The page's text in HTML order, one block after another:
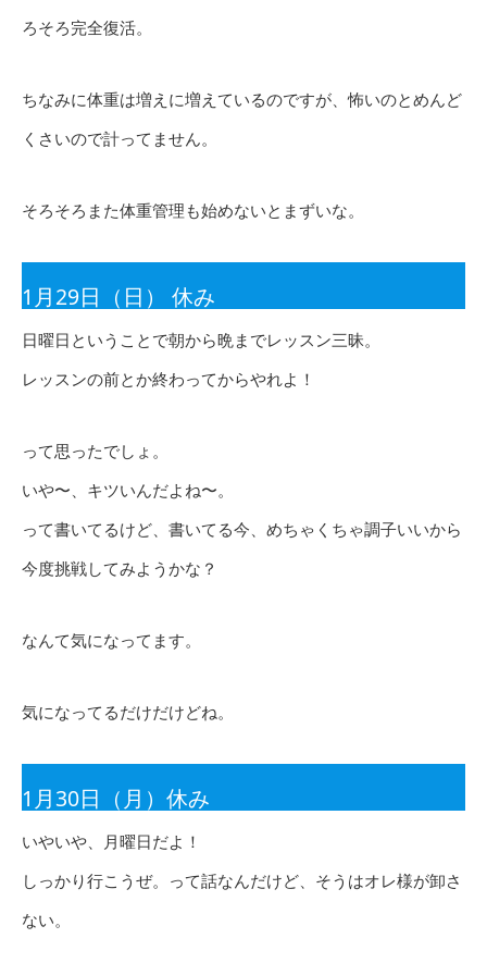
ろそろ完全復活。
ちなみに体重は増えに増えているのですが、怖いのとめんど
くさいので計ってません。
そろそろまた体重管理も始めないとまずいな。
1月29日（日） 休み
日曜日ということで朝から晩までレッスン三昧。
レッスンの前とか終わってからやれよ！
って思ったでしょ。
いや〜、キツいんだよね〜。
って書いてるけど、書いてる今、めちゃくちゃ調子いいから
今度挑戦してみようかな？
なんて気になってます。
気になってるだけだけどね。
1月30日（月）休み
いやいや、月曜日だよ！
しっかり行こうぜ。って話なんだけど、そうはオレ様が卸さ
ない。